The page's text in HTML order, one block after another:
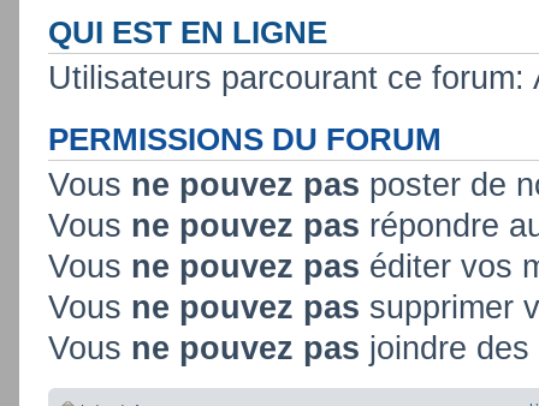
QUI EST EN LIGNE
Utilisateurs parcourant ce
PERMISSIONS DU FORUM
Vous ne pouvez pas poster de
Vous ne pouvez pas répondre
Vous ne pouvez pas éditer vos
Vous ne pouvez pas supprimer
Vous ne pouvez pas joindre